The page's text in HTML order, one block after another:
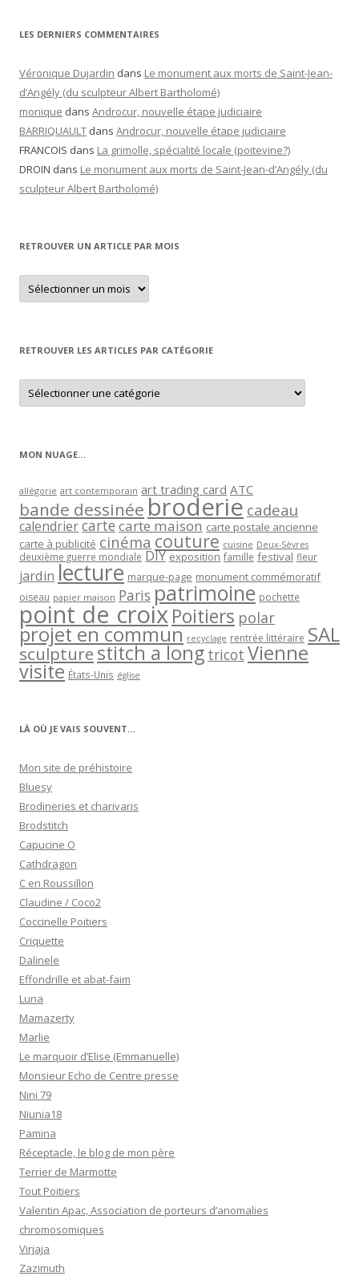
LES DERNIERS COMMENTAIRES
Véronique Dujardin dans Le monument aux morts de Saint-Jean-
d’Angély (du sculpteur Albert Bartholomé)
monique dans Androcur, nouvelle étape judiciaire
BARRIQUAULT dans Androcur, nouvelle étape judiciaire
FRANCOIS dans La grimolle, spécialité locale (poitevine?)
DROIN dans Le monument aux morts de Saint-Jean-d’Angély (du
sculpteur Albert Bartholomé)
RETROUVER UN ARTICLE PAR MOIS
Retrouver
un
article
RETROUVER LES ARTICLES PAR CATÉGORIE
Retrouver
les
articles
MON NUAGE…
allégorie art contemporain art trading card ATC
bande dessinée broderie cadeau
calendriercartecarte maison carte postale ancienne
carte à publicité cinéma couture cuisine Deux-Sèvres
deuxième guerre mondiale DIY exposition famille festival fleur
jardin lecture marque-page monument commémoratif
oiseau papier maison Paris patrimoine pochette
point de croixPoitiers polar
projet en commun recyclage rentrée littéraire SAL
sculpturestitch a long tricot Vienne
visite États-Unis église
LÀ OÙ JE VAIS SOUVENT…
Mon site de préhistoire
Bluesy
Brodineries et charivaris
Brodstitch
Capucine O
Cathdragon
C en Roussillon
Claudine / Coco2
Coccinelle Poitiers
Criquette
Dalinele
Effondrille et abat-faim
Luna
Mamazerty
Marlie
Le marquoir d’Elise (Emmanuelle)
Monsieur Echo de Centre presse
Nini 79
Niunia18
Pamina
Réceptacle, le blog de mon père
Terrier de Marmotte
Tout Poitiers
Valentin Apac, Association de porteurs d’anomalies
chromosomiques
Virjaja
Zazimuth